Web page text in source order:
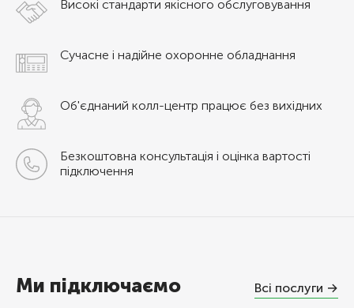
Високі стандарти якісного обслуговування
Сучасне і надійне охоронне обладнання
Об'єднаний колл-центр працює без вихідних
Безкоштовна консультація і оцінка вартості
підключення
Ми підключаємо Всі послуги →